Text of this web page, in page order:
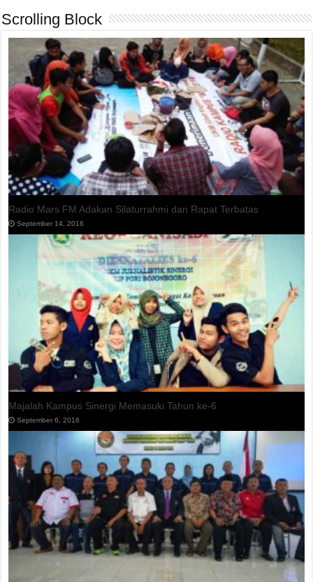
Scrolling Block
Radio Mars FM Adakan Silaturrahmi dan Rapat Terbatas
September 14, 2016
Majalah Kampus Sinergi Memasuki Tahun ke-6
September 6, 2016